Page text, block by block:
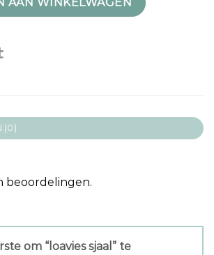
(0)
beoordelingen.
om “loavies sjaal” te